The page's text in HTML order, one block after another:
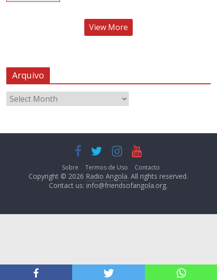
View More
Arquivo
Sobre Termos de Uso Contacto
Copyright © 2026 Radio Angola. All rights reserved.
Contact us: info@friendsofangola.org.